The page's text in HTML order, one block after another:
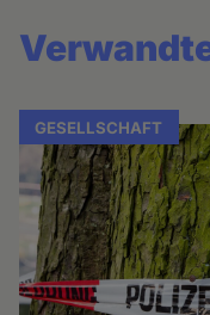
GESELLSCHAFT